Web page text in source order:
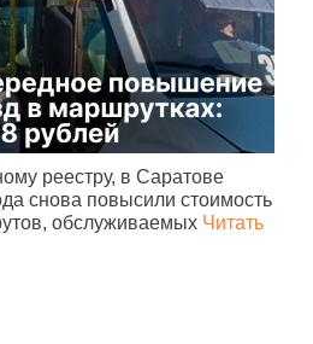
реестру, в Саратове
снова повысили стоимость
обслуживаемых Читать